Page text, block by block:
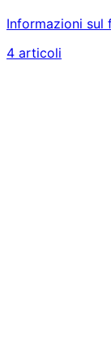
Informazioni sul
4 articoli